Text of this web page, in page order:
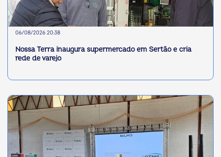
06/08/2026 20:38
Nossa Terra inaugura supermercado em Sertão e cria
rede de varejo